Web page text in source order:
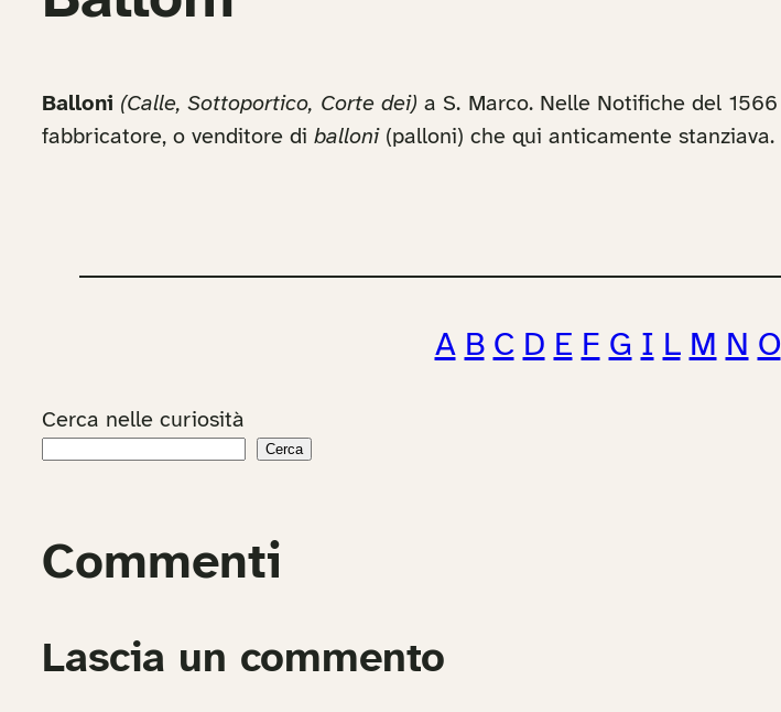
Balloni (Calle, Sottoportico, Corte dei) a S. Marco. Nelle Notifiche del
fabbricatore, o venditore di balloni(palloni) che qui anticamente stanziava.
A B C D E F G I L M N O
Cerca nelle curiosità
Cerca
Commenti
Lascia un commento